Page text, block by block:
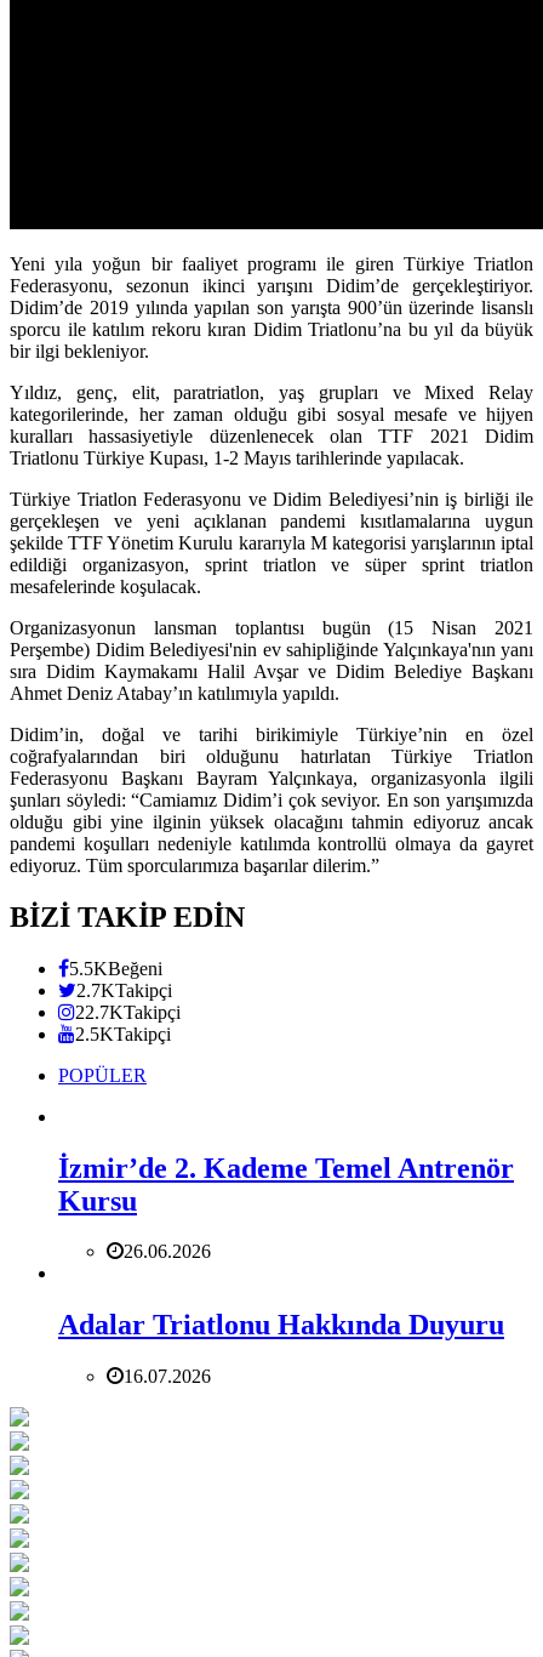
Yeni yıla yoğun bir faaliyet programı ile giren Türkiye Triatlon
Federasyonu, sezonun ikinci yarışını Didim’de gerçekleştiriyor.
Didim’de 2019 yılında yapılan son yarışta 900’ün üzerinde lisanslı
sporcu ile katılım rekoru kıran Didim Triatlonu’na bu yıl da büyük
bir ilgi bekleniyor.
Yıldız, genç, elit, paratriatlon, yaş grupları ve Mixed Relay
kategorilerinde, her zaman olduğu gibi sosyal mesafe ve hijyen
kuralları hassasiyetiyle düzenlenecek olan TTF 2021 Didim
Triatlonu Türkiye Kupası, 1-2 Mayıs tarihlerinde yapılacak.
Türkiye Triatlon Federasyonu ve Didim Belediyesi’nin iş birliği ile
gerçekleşen ve yeni açıklanan pandemi kısıtlamalarına uygun
şekilde TTF Yönetim Kurulu kararıyla M kategorisi yarışlarının iptal
edildiği organizasyon, sprint triatlon ve süper sprint triatlon
mesafelerinde koşulacak.
Organizasyonun lansman toplantısı bugün (15 Nisan 2021
Perşembe) Didim Belediyesi'nin ev sahipliğinde Yalçınkaya'nın yanı
sıra Didim Kaymakamı Halil Avşar ve Didim Belediye Başkanı
Ahmet Deniz Atabay’ın katılımıyla yapıldı.
Didim’in, doğal ve tarihi birikimiyle Türkiye’nin en özel
coğrafyalarından biri olduğunu hatırlatan Türkiye Triatlon
Federasyonu Başkanı Bayram Yalçınkaya, organizasyonla ilgili
şunları söyledi: “Camiamız Didim’i çok seviyor. En son yarışımızda
olduğu gibi yine ilginin yüksek olacağını tahmin ediyoruz ancak
pandemi koşulları nedeniyle katılımda kontrollü olmaya da gayret
ediyoruz. Tüm sporcularımıza başarılar dilerim.”
BİZİ TAKİP EDİN
5.5KBeğeni
2.7KTakipçi
22.7KTakipçi
2.5KTakipçi
POPÜLER
İzmir’de 2. Kademe Temel Antrenör
Kursu
26.06.2026
Adalar Triatlonu Hakkında Duyuru
16.07.2026